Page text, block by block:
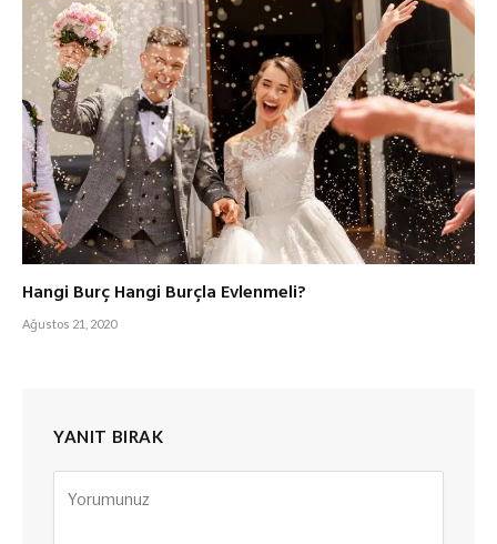
Hangi Burç Hangi Burçla Evlenmeli?
Ağustos 21, 2020
YANIT BIRAK